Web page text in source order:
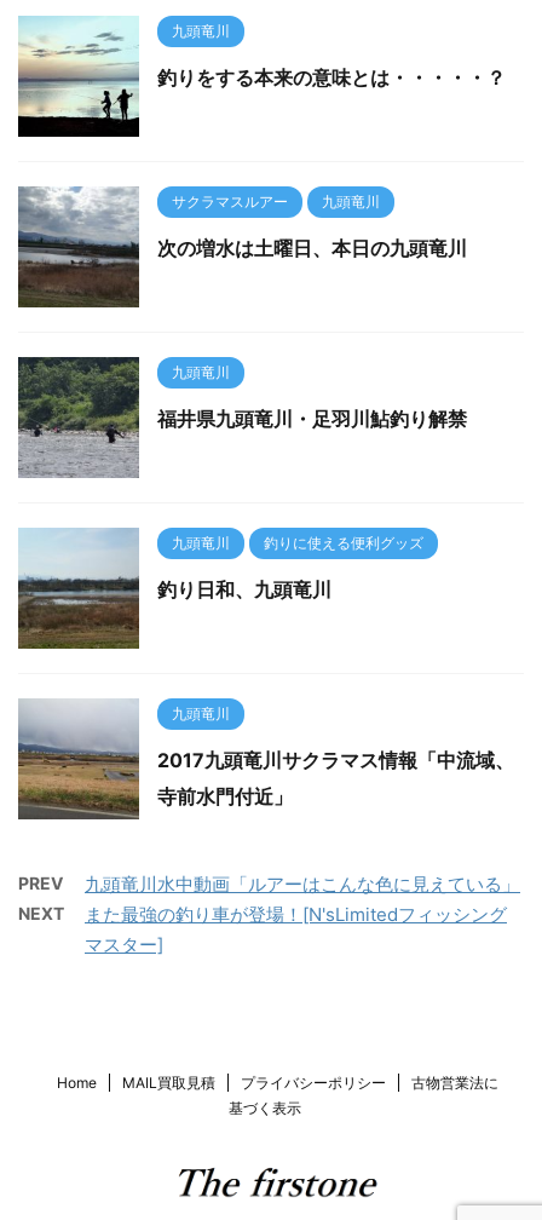
九頭竜川
釣りをする本来の意味とは・・・・・？
サクラマスルアー 九頭竜川
次の増水は土曜日、本日の九頭竜川
九頭竜川
福井県九頭竜川・足羽川鮎釣り解禁
九頭竜川 釣りに使える便利グッズ
釣り日和、九頭竜川
九頭竜川
2017九頭竜川サクラマス情報「中流域、
寺前水門付近」
PREV 九頭竜川水中動画「ルアーはこんな色に見えている」
NEXT
また最強の釣り車が登場！[N'sLimitedフィッシング
マスター]
Home MAIL買取見積 プライバシーポリシー
古物営業法に
基づく表示